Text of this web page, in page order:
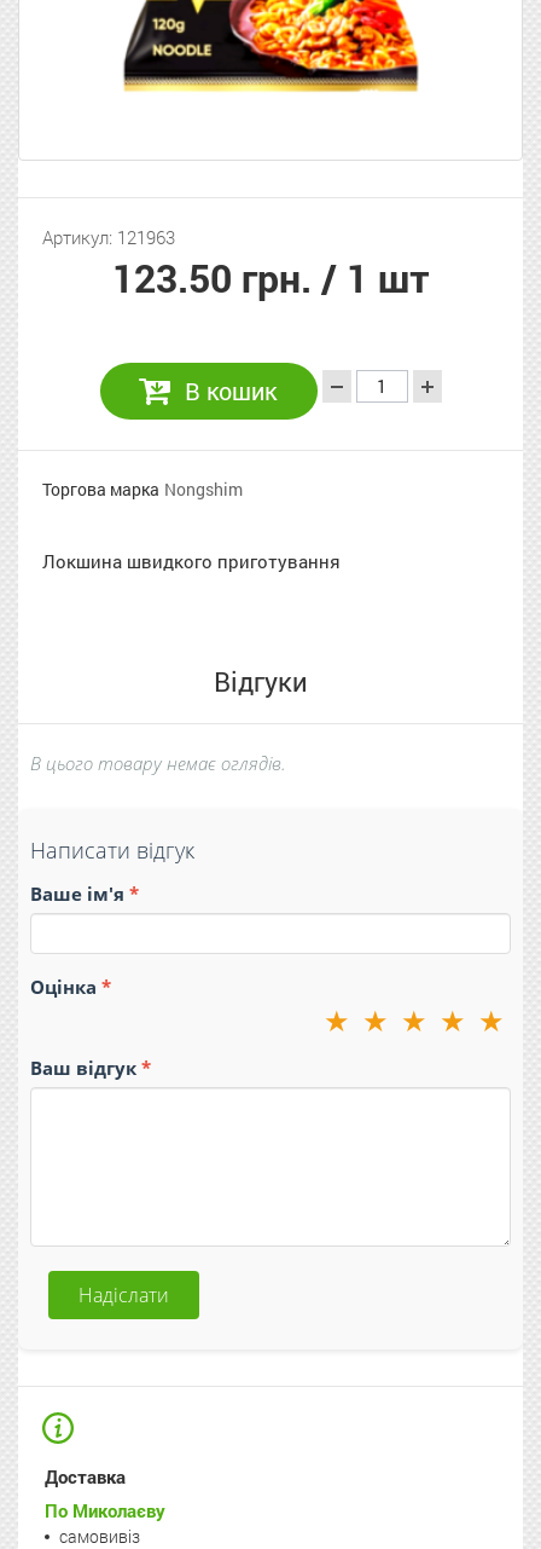
Артикул: 121963
123.50 грн. / 1 шт
В кошик
Торгова марка Nongshim
Локшина швидкого приготування
Відгуки
В цього товару немає оглядів.
Написати відгук
Ваше ім'я
Оцінка
★
★
★
★
★
Ваш відгук
Надіслати
Доставка
По Миколаєву
самовивіз